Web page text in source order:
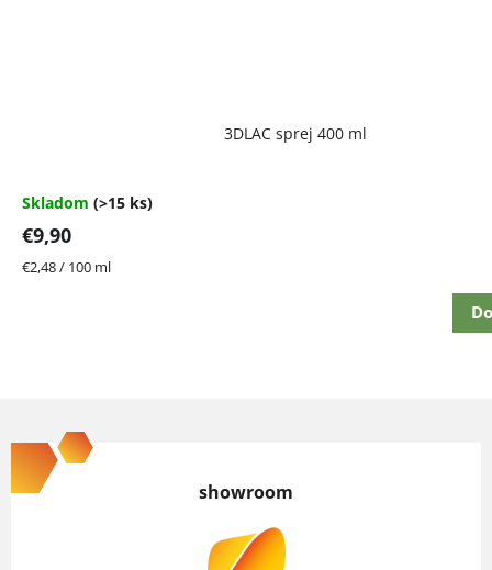
3DLAC sprej 400 ml
4,7
5
hviezdičiek.
Skladom (>15 ks)
€9,90
Jednotková
€2,48 / 100 ml
á
p
showroom